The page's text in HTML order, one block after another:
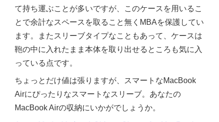
て持ち運ぶことが多いですが、このケースを用いるこ
とで余計なスペースを取ること無くMBAを保護してい
ます。またスリーブタイプなこともあって、ケースは
鞄の中に入れたまま本体を取り出せるところも気に入
っている点です。
ちょっとだけ値は張りますが、スマートなMacBook
Airにぴったりなスマートなスリーブ。あなたの
MacBook Airの収納にいかがでしょうか。